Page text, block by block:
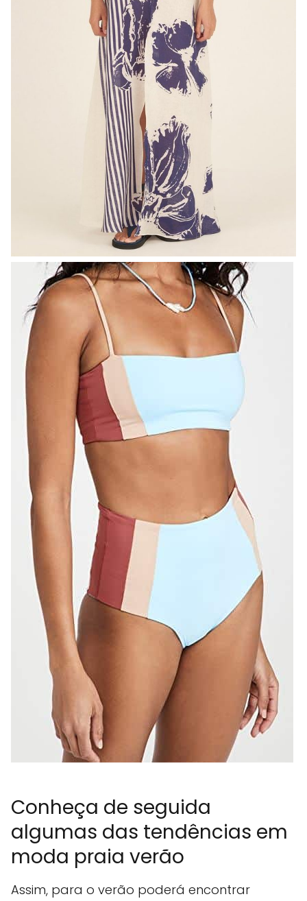
Conheça de seguida
algumas das tendências em
moda praia verão
Assim, para o verão poderá encontrar